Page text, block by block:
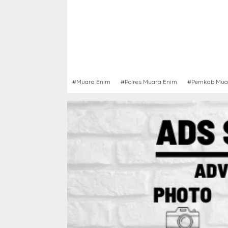
#Muara Enim #Polres Muara Enim #Pemkab